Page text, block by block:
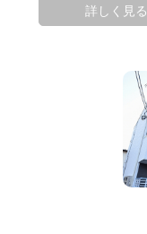
詳しく見る